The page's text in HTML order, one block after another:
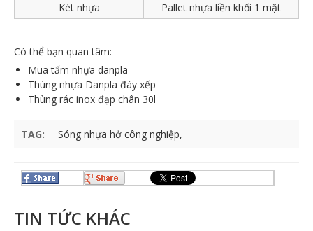
Két nhựa
Pallet nhựa liền khối 1 mặt
Có thể bạn quan tâm:
Mua tấm nhựa danpla
Thùng nhựa Danpla đáy xếp
Thùng rác inox đạp chân 30l
TAG: Sóng nhựa hở công nghiệp
TIN TỨC KHÁC